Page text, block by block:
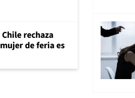
rechaza
de feria es